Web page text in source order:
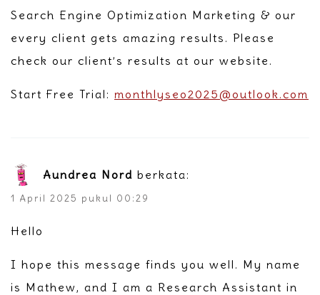
Search Engine Optimization Marketing & our
every client gets amazing results. Please
check our client’s results at our website.
Start Free Trial: monthlyseo2025@outlook.com
Aundrea Nord berkata:
1 April 2025 pukul 00:29
Hello
I hope this message finds you well. My name
is Mathew, and I am a Research Assistant in